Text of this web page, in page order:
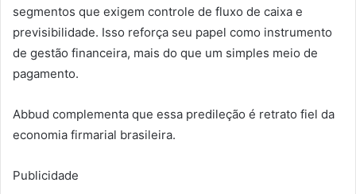
segmentos que exigem controle de fluxo de caixa e
previsibilidade. Isso reforça seu papel como instrumento
de gestão financeira, mais do que um simples meio de
pagamento.
Abbud complementa que essa predileção é retrato fiel da
economia firmarial brasileira.
Publicidade